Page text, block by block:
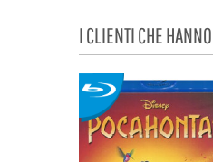
I CLIENTI CHE